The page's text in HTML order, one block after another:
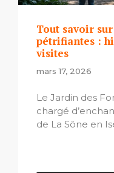
Tout savoir
pétrifiantes :
visites
mars 17, 2026
Le Jardin des
chargé
de La Sône en